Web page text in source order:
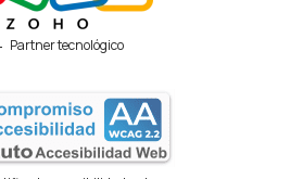
Partner tecnológico